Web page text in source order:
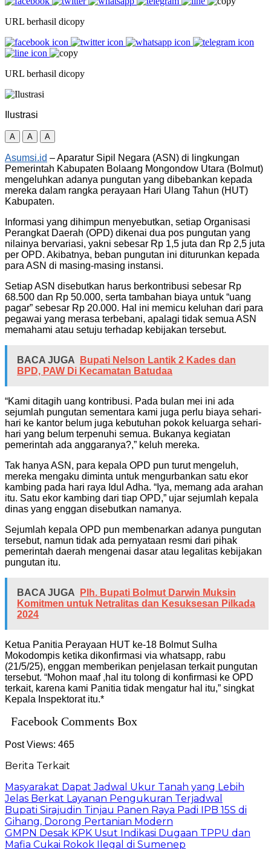
URL berhasil dicopy
URL berhasil dicopy
Ilustrasi
A A A
Asumsi.id – Aparatur Sipil Negara (ASN) di lingkungan
Pemerintah Kabupaten Bolaang Mongondow Utara (Bolmut)
mengeluhkan adanya pungutan yang dibebankan kepada
mereka dalam rangka perayaan Hari Ulang Tahun (HUT)
Kabupaten.
Informasi yang dihimpun menyebutkan, setiap Organisasi
Perangkat Daerah (OPD) dikenai dua pos pungutan yang
nilainya bervariasi, yakni sebesar Rp 1,5 juta dan Rp 2,5 juta
per OPD. Akibatnya, beban pungutan ini diturunkan kepada
para ASN di masing-masing instansi.
Setiap ASN disebutkan harus berkontribusi sebesar Rp
68.500 dan Rp 50.000, serta tambahan biaya untuk “uang
pagar” sebesar Rp 20.000. Hal ini memicu keluhan dari para
pegawai yang merasa terbebani, apalagi tidak semua ASN
memahami atau setuju terhadap kebijakan tersebut.
BACA JUGA
Bupati Nelson Lantik 2 Kades dan
BPD, PAW Di Kecamatan Batudaa
“Kami ditagih uang kontribusi. Pada bulan mei ini ada
sejumlah pungutan sementara kami juga perlu biaya sehari-
hari ke kantor belum juga kebutuhan pokok keluarga sehari-
hari yang belum terpenuhi semua. Bukanya kegiatan
pemerintah ada anggaranya?,” keluh mereka.
Tak hanya ASN, para kepala OPD pun turut mengeluh,
mereka mengaku diminta untuk mengurbankan satu ekor
kambing pada hari raya Idul Adha. “Iya, memang ada arahan
itu. Satu ekor kambing dari tiap OPD,” ujar sejumlah kepala
dinas yang enggan disebutkan namanya.
Sejumlah kepala OPD pun membenarkan adanya pungutan
tersebut, namun tidak ada pernyataan resmi dari pihak
pemerintah daerah mengenai dasar atau legalitas kebijakan
pungutan itu.
BACA JUGA
Plh. Bupati Bolmut Darwin Muksin
Komitmen untuk Netralitas dan Kesuksesan Pilkada
2024
Ketua Panitia Perayaan HUT ke-18 Bolmut Sulha
Mokodompis ketika dikonfirmasi via whatsapp, rabu
(21/5/25), enggan memberikan penjelasan terkait pungutan
tersebut. “Mohon maaf ,hal itu tolong di konfirmasi ke OPD
terkait, karena kami Panitia tidak mengatur hal itu,” singkat
Kepala Inspektorat itu.*
Facebook Comments Box
Post Views: 465
Berita Terkait
Masyarakat Dapat Jadwal Ukur Tanah yang Lebih
Jelas Berkat Layanan Pengukuran Terjadwal
Bupati Sirajudin Tinjau Panen Raya Padi IPB 15S di
Gihang, Dorong Pertanian Modern
GMPN Desak KPK Usut Indikasi Dugaan TPPU dan
Mafia Cukai Rokok Ilegal di Sumenep